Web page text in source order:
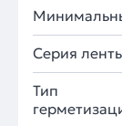
Серия
Тип